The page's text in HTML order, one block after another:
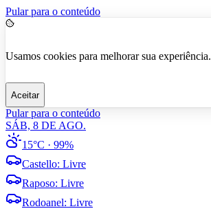
Pular para o conteúdo
Usamos cookies para melhorar sua experiência.
Aceitar
Pular para o conteúdo
SÁB, 8 DE AGO.
15°C · 99%
Castello: Livre
Raposo: Livre
Rodoanel: Livre